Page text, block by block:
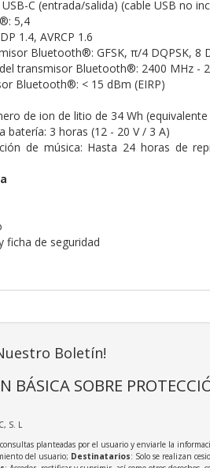
USB-C (entrada/salida) (cable USB no
5,4
1.4, AVRCP 1.6
Bluetooth®: GFSK, π/4 DQPSK, 8
transmisor Bluetooth®: 2400 MHz -
Bluetooth®: < 15 dBm (EIRP)
de ion de litio de 34 Wh
batería: 3 horas (12 - 20 V / 3 A)
de música: Hasta 24 horas de
ficha de seguridad
Boletín!
BÁSICA SOBRE
S. L
planteadas por el usuario y enviarle la
del usuario; Destinatarios: Solo se realizan